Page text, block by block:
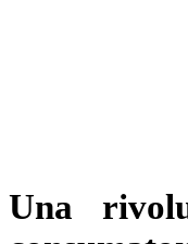
Una